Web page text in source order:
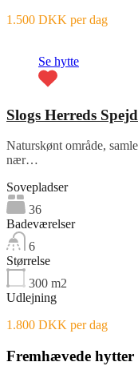
1.500 DKK per dag
Se hytte
Slogs Herreds
Naturskønt område,
nær…
Sovepladser
36
Badeværelser
6
Størrelse
300 m2
Udlejning
1.800 DKK per dag
Fremhævede hytter